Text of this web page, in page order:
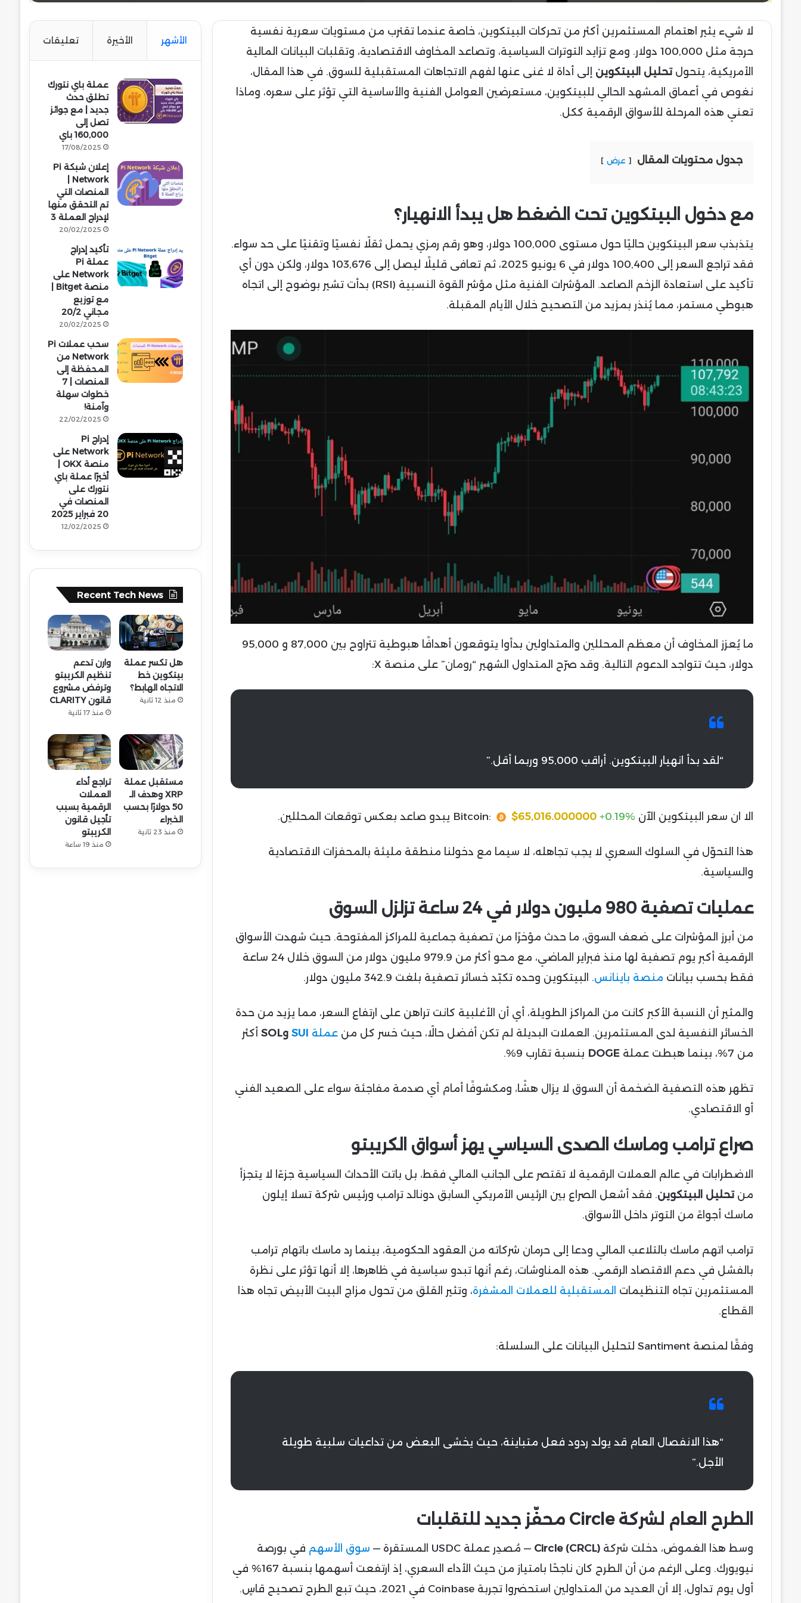
لا شيء يثير اهتمام المستثمرين أكثر من تحركات البيتكوين، خاصة عندما تقترب من مستويات سعرية نفسية
حرجة مثل 100,000 دولار. ومع تزايد التوترات السياسية، وتصاعد المخاوف الاقتصادية، وتقلبات البيانات المالية
الأمريكية، يتحولتحليل البيتكوين إلى أداة لا غنى عنها لفهم الاتجاهات المستقبلية للسوق. في هذا المقال،
نغوص في أعماق المشهد الحالي للبيتكوين، مستعرضين العوامل الفنية والأساسية التي تؤثر على سعره، وماذا
تعني هذه المرحلة للأسواق الرقمية ككل.
جدول محتويات المقال عرض
مع دخول البيتكوين تحت الضغط هل يبدأ الانهيار؟
يتذبذب سعر البيتكوين حاليًا حول مستوى 100,000 دولار، وهو رقم رمزي يحمل ثقلًا نفسيًا وتقنيًا على حد سواء.
فقد تراجع السعر إلى 100,400 دولار في 6 يونيو 2025، ثم تعافى قليلًا ليصل إلى 103,676 دولار، ولكن دون أي
تأكيد على استعادة الزخم الصاعد. المؤشرات الفنية مثل مؤشر القوة النسبية (RSI) بدأت تشير بوضوح إلى اتجاه
هبوطي مستمر، مما يُنذر بمزيد من التصحيح خلال الأيام المقبلة.
ما يُعزز المخاوف أن معظم المحللين والمتداولين بدأوا يتوقعون أهدافًا هبوطية تتراوح بين 87,000 و 95,000
دولار، حيث تتواجد الدعوم التالية. وقد صرّح المتداول الشهير “رومان” على منصة X:
“لقد بدأ انهيار البيتكوين. أراقب 95,000 وربما أقل.”
الا ان سعر البيتكوين الآن Bitcoin: $65,016.000000 +0.19% يبدو صاعد بعكس توقعات المحللين.
هذا التحوّل في السلوك السعري لا يجب تجاهله، لا سيما مع دخولنا منطقة مليئة بالمحفزات الاقتصادية
والسياسية.
عمليات تصفية 980 مليون دولار في 24 ساعة تزلزل السوق
من أبرز المؤشرات على ضعف السوق، ما حدث مؤخرًا من تصفية جماعية للمراكز المفتوحة. حيث شهدت الأسواق
الرقمية أكبر يوم تصفية لها منذ فبراير الماضي، مع محو أكثر من 979.9 مليون دولار من السوق خلال 24 ساعة
فقط بحسب بيانات منصة باينانس. البيتكوين وحده تكبّد خسائر تصفية بلغت 342.9 مليون دولار.
والمثير أن النسبة الأكبر كانت من المراكز الطويلة، أي أن الأغلبية كانت تراهن على ارتفاع السعر، مما يزيد من حدة
الخسائر النفسية لدى المستثمرين. العملات البديلة لم تكن أفضل حالًا، حيث خسر كل من عملة SUIوSOL
أكثر
من 7%، بينما هبطت عملة
DOGE بنسبة تقارب 9%.
تظهر هذه التصفية الضخمة أن السوق لا يزال هشًا، ومكشوفًا أمام أي صدمة مفاجئة سواء على الصعيد الفني
أو الاقتصادي.
صراع ترامب وماسك الصدى السياسي يهز أسواق الكريبتو
الاضطرابات في عالم العملات الرقمية لا تقتصر على الجانب المالي فقط، بل باتت الأحداث السياسية جزءًا لا يتجزأ
منتحليل البيتكوين. فقد أشعل الصراع بين الرئيس الأمريكي السابق دونالد ترامب ورئيس شركة تسلا إيلون
ماسك أجواءً من التوتر داخل الأسواق.
ترامب اتهم ماسك بالتلاعب المالي ودعا إلى حرمان شركاته من العقود الحكومية، بينما رد ماسك باتهام ترامب
بالفشل في دعم الاقتصاد الرقمي. هذه المناوشات، رغم أنها تبدو سياسية في ظاهرها، إلا أنها تؤثر على نظرة
المستثمرين تجاه التنظيمات المستقبلية للعملات المشفرة، وتثير القلق من تحول مزاج البيت الأبيض تجاه هذا
القطاع.
وفقًا لمنصة Santiment لتحليل البيانات على السلسلة:
“هذا الانفصال العام قد يولد ردود فعل متباينة، حيث يخشى البعض من تداعيات سلبية طويلة
الأجل.”
الطرح العام لشركة Circle محفّز جديد للتقلبات
وسط هذا الغموض، دخلت شركة Circle (CRCL) — مُصدِر عملة USDC المستقرة — سوق الأسهم في بورصة
نيويورك. وعلى الرغم من أن الطرح كان ناجحًا بامتياز من حيث الأداء السعري، إذ ارتفعت أسهمها بنسبة 167% في
أول يوم تداول، إلا أن العديد من المتداولين استحضروا تجربة Coinbase في 2021، حيث تبع الطرح تصحيح قاسٍ.
الأشهر الأخيرة تعليقات
عملة باي نتورك
تطلق حدث
جديد | مع جوائز
تصل إلى
160,000 باي
17/08/2025
إعلان شبكة Pi
المنصات التي
تم التحقق منها
لإدراج العملة 3
20/02/2025
تأكيد إدراج
عملة Pi
Network على
مع توزيع
مجاني 20/2
20/02/2025
سحب عملات Pi
Network من
المحفظة إلى
المنصات | 7
خطوات سهلة
وآمنة!
22/02/2025
إدراج Pi
Network على
أخيرًا عملة باي
نتورك على
المنصات في
20 فبراير 2025
12/02/2025
Recent Tech News
هل تكسر عملة
بيتكوين خط
الاتجاه الهابط؟
منذ 12 ثانية
وارن تدعم
تنظيم الكريبتو
وترفض مشروع
قانون CLARITY
منذ 17 ثانية
مستقبل عملة
XRP وهدف الـ
50 دولارًا بحسب
الخبراء
منذ 23 ثانية
تراجع أداء
العملات
الرقمية بسبب
تأجيل قانون
الكريبتو
منذ 19 ساعة